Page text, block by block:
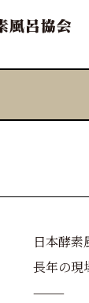
日本酵素
長年の現
⸻